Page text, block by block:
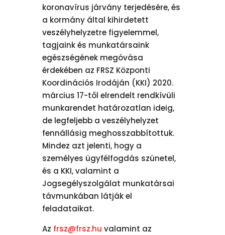
koronavírus járvány terjedésére, és
a kormány által kihirdetett
veszélyhelyzetre figyelemmel,
tagjaink és munkatársaink
egészségének megóvása
érdekében az FRSZ Központi
Koordinációs Irodáján (KKI) 2020.
március 17-től elrendelt rendkívüli
munkarendet határozatlan ideig,
de legfeljebb a veszélyhelyzet
fennállásig meghosszabbítottuk.
Mindez azt jelenti, hogy a
személyes ügyfélfogdás szünetel,
és a KKI, valamint a
Jogsegélyszolgálat munkatársai
távmunkában látják el
feladataikat.
Az frsz@frsz.hu valamint az